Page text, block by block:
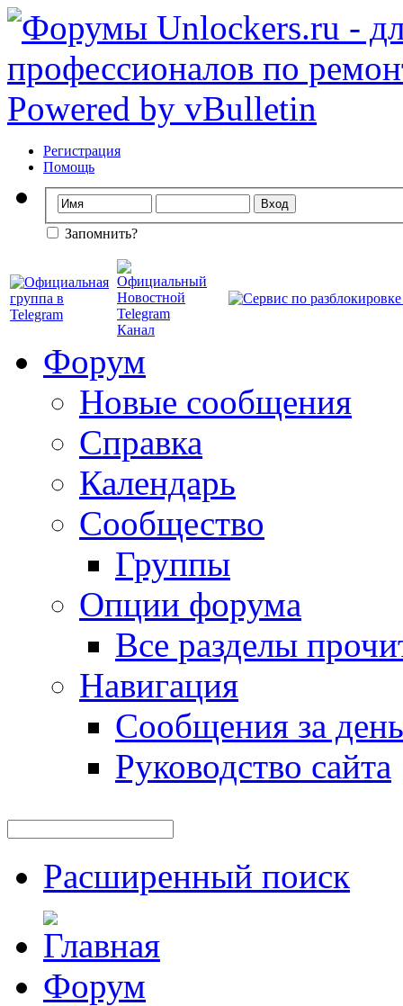
Регистрация
Помощь
Запомнить?
Форум
Новые сообщения
Справка
Календарь
Сообщество
Группы
Опции форума
Все разделы
Навигация
Сообщения за день
Руководство сайта
Расширенный поиск
Форум